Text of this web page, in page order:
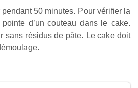
50 minutes. Pour vérifier la
d’un couteau dans le cake.
sans résidus de pâte. Le cake doit